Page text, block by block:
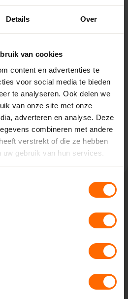
Details Over
van cookies
content en advertenties te
voor social media te bieden
te analyseren. Ook delen we
van onze site met onze
adverteren en analyse. Deze
combineren met andere
verstrekt of die ze hebben
gebruik van hun services.
mijn vestiging
Met onze fabrieken in
we scherpe prijzen,
snel. Configureer jouw kozijnen